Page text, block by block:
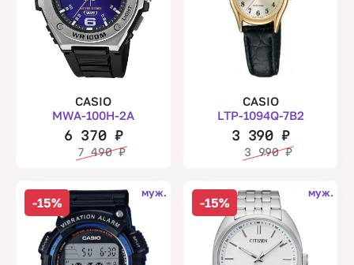
CASIO
MWA-100H-2A
6 370 ₽
7 490₽
CASIO
LTP-1094Q-7B2
3 390₽
3 990₽
-15%
муж.
-15%
муж.